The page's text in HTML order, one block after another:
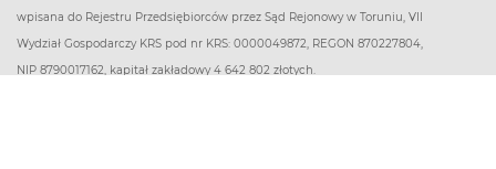
wpisana do Rejestru Przedsiębiorców przez Sąd Rejonowy w Toruniu, VII
Wydział Gospodarczy KRS pod nr KRS: 0000049872, REGON 870227804,
NIP 8790017162, kapitał zakładowy 4 642 802 złotych.